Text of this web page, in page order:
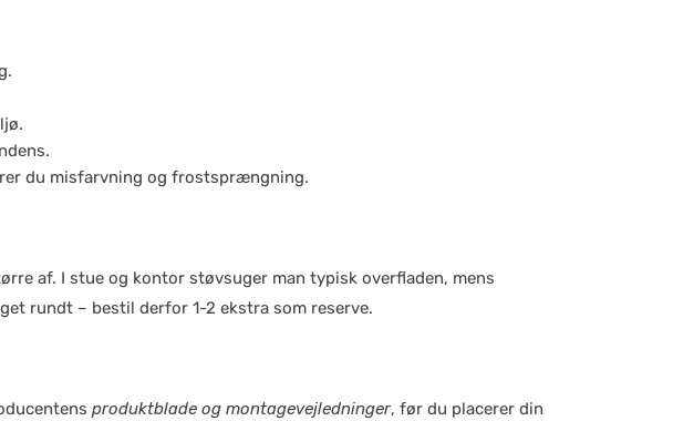
du misfarvning og frostsprængning.
af. I stue og kontor støvsuger man typisk overfladen, mens
rundt – bestil derfor 1-2 ekstra som reserve.
produktblade og montagevejledninger, før du placerer din